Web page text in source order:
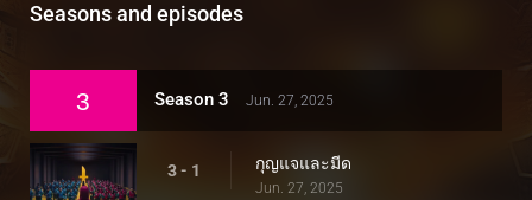
Seasons and episodes
3 Season 3 Jun. 27, 2025
3 - 1 กุญแจและมีด
Jun. 27, 2025